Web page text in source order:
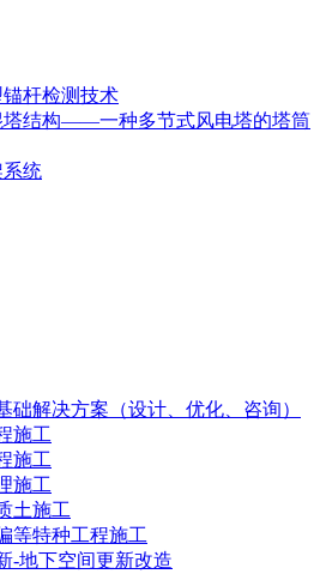
杆检测技术
塔结构——一种多节式风电塔的塔筒
统
础解决方案（设计、优化、咨询）
施工
施工
施工
土施工
等特种工程施工
-地下空间更新改造